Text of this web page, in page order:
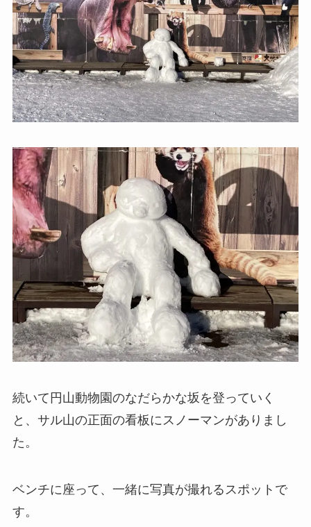
続いて円山動物園のなだらかな坂を登っていく
と、サル山の正面の看板にスノーマンがありまし
た。
ベンチに座って、一緒に写真が撮れるスポットで
す。